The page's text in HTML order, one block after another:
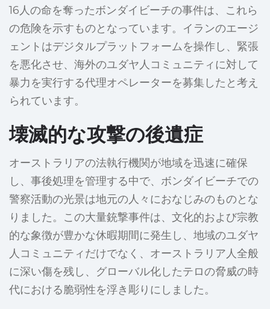
16人の命を奪ったボンダイビーチの事件は、これら
の危険を示すものとなっています。イランのエージ
ェントはデジタルプラットフォームを操作し、緊張
を悪化させ、海外のユダヤ人コミュニティに対して
暴力を実行する代理オペレーターを募集したと考え
られています。
壊滅的な攻撃の後遺症
オーストラリアの法執行機関が地域を迅速に確保
し、事後処理を管理する中で、ボンダイビーチでの
警察活動の光景は地元の人々におなじみのものとな
りました。この大量銃撃事件は、文化的および宗教
的な象徴が豊かな休暇期間に発生し、地域のユダヤ
人コミュニティだけでなく、オーストラリア人全般
に深い傷を残し、グローバル化したテロの脅威の時
代における脆弱性を浮き彫りにしました。